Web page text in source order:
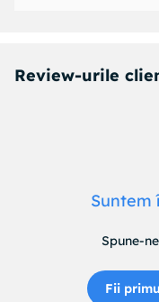
Review-urile
Suntem
Spune-
Fii